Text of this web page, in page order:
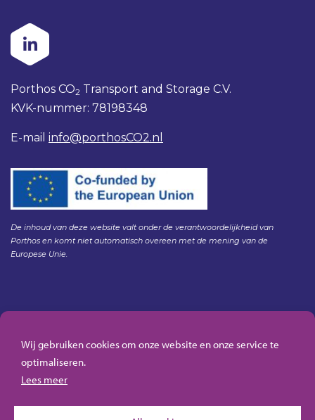
Wij gebruiken cookies om onze website en onze service te
optimaliseren.
Lees meer
Porthos CO2 Transport and Storage C.V.
KVK-nummer: 78198348
E-mail info@porthosCO2.nl
De inhoud van deze website valt onder de verantwoordelijkheid van
Porthos en komt niet automatisch overeen met de mening van de
Europese Unie.
HSE Policy Porthos
Klachtenregeling aanbesteden Gasunie
Algemene inkoopvoorwaarden Porthos